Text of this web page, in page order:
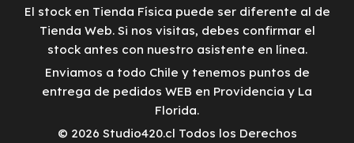
El stock en Tienda Física puede ser diferente al de
Tienda Web. Si nos visitas, debes confirmar el
stock antes con nuestro asistente en línea.
Enviamos a todo Chile y tenemos puntos de
entrega de pedidos WEB en Providencia y La
Florida.
© 2026 Studio420.cl Todos los Derechos